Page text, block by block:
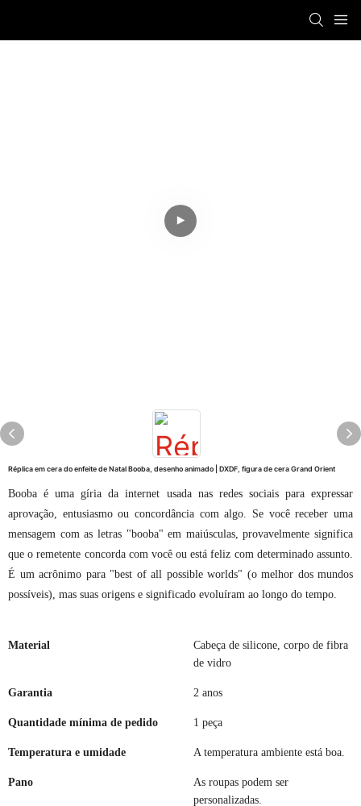
Réplica em cera do enfeite de Natal Booba, desenho animado | DXDF, figura de cera Grand Orient
Booba é uma gíria da internet usada nas redes sociais para expressar
aprovação, entusiasmo ou concordância com algo. Se você receber uma
mensagem com as letras "booba" em maiúsculas, provavelmente significa
que o remetente concorda com você ou está feliz com determinado assunto.
É um acrônimo para "best of all possible worlds" (o melhor dos mundos
possíveis), mas suas origens e significado evoluíram ao longo do tempo.
Material
Cabeça de silicone, corpo de fibra
de vidro
Garantia 2 anos
Quantidade mínima de pedido 1 peça
Temperatura e umidade A temperatura ambiente está boa.
Pano
As roupas podem ser
personalizadas.